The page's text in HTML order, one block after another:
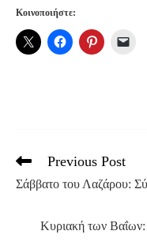
Κοινοποιήστε:
Read
articles
Previous Post
Σάββατο του Λαζάρου:
Κυριακή των